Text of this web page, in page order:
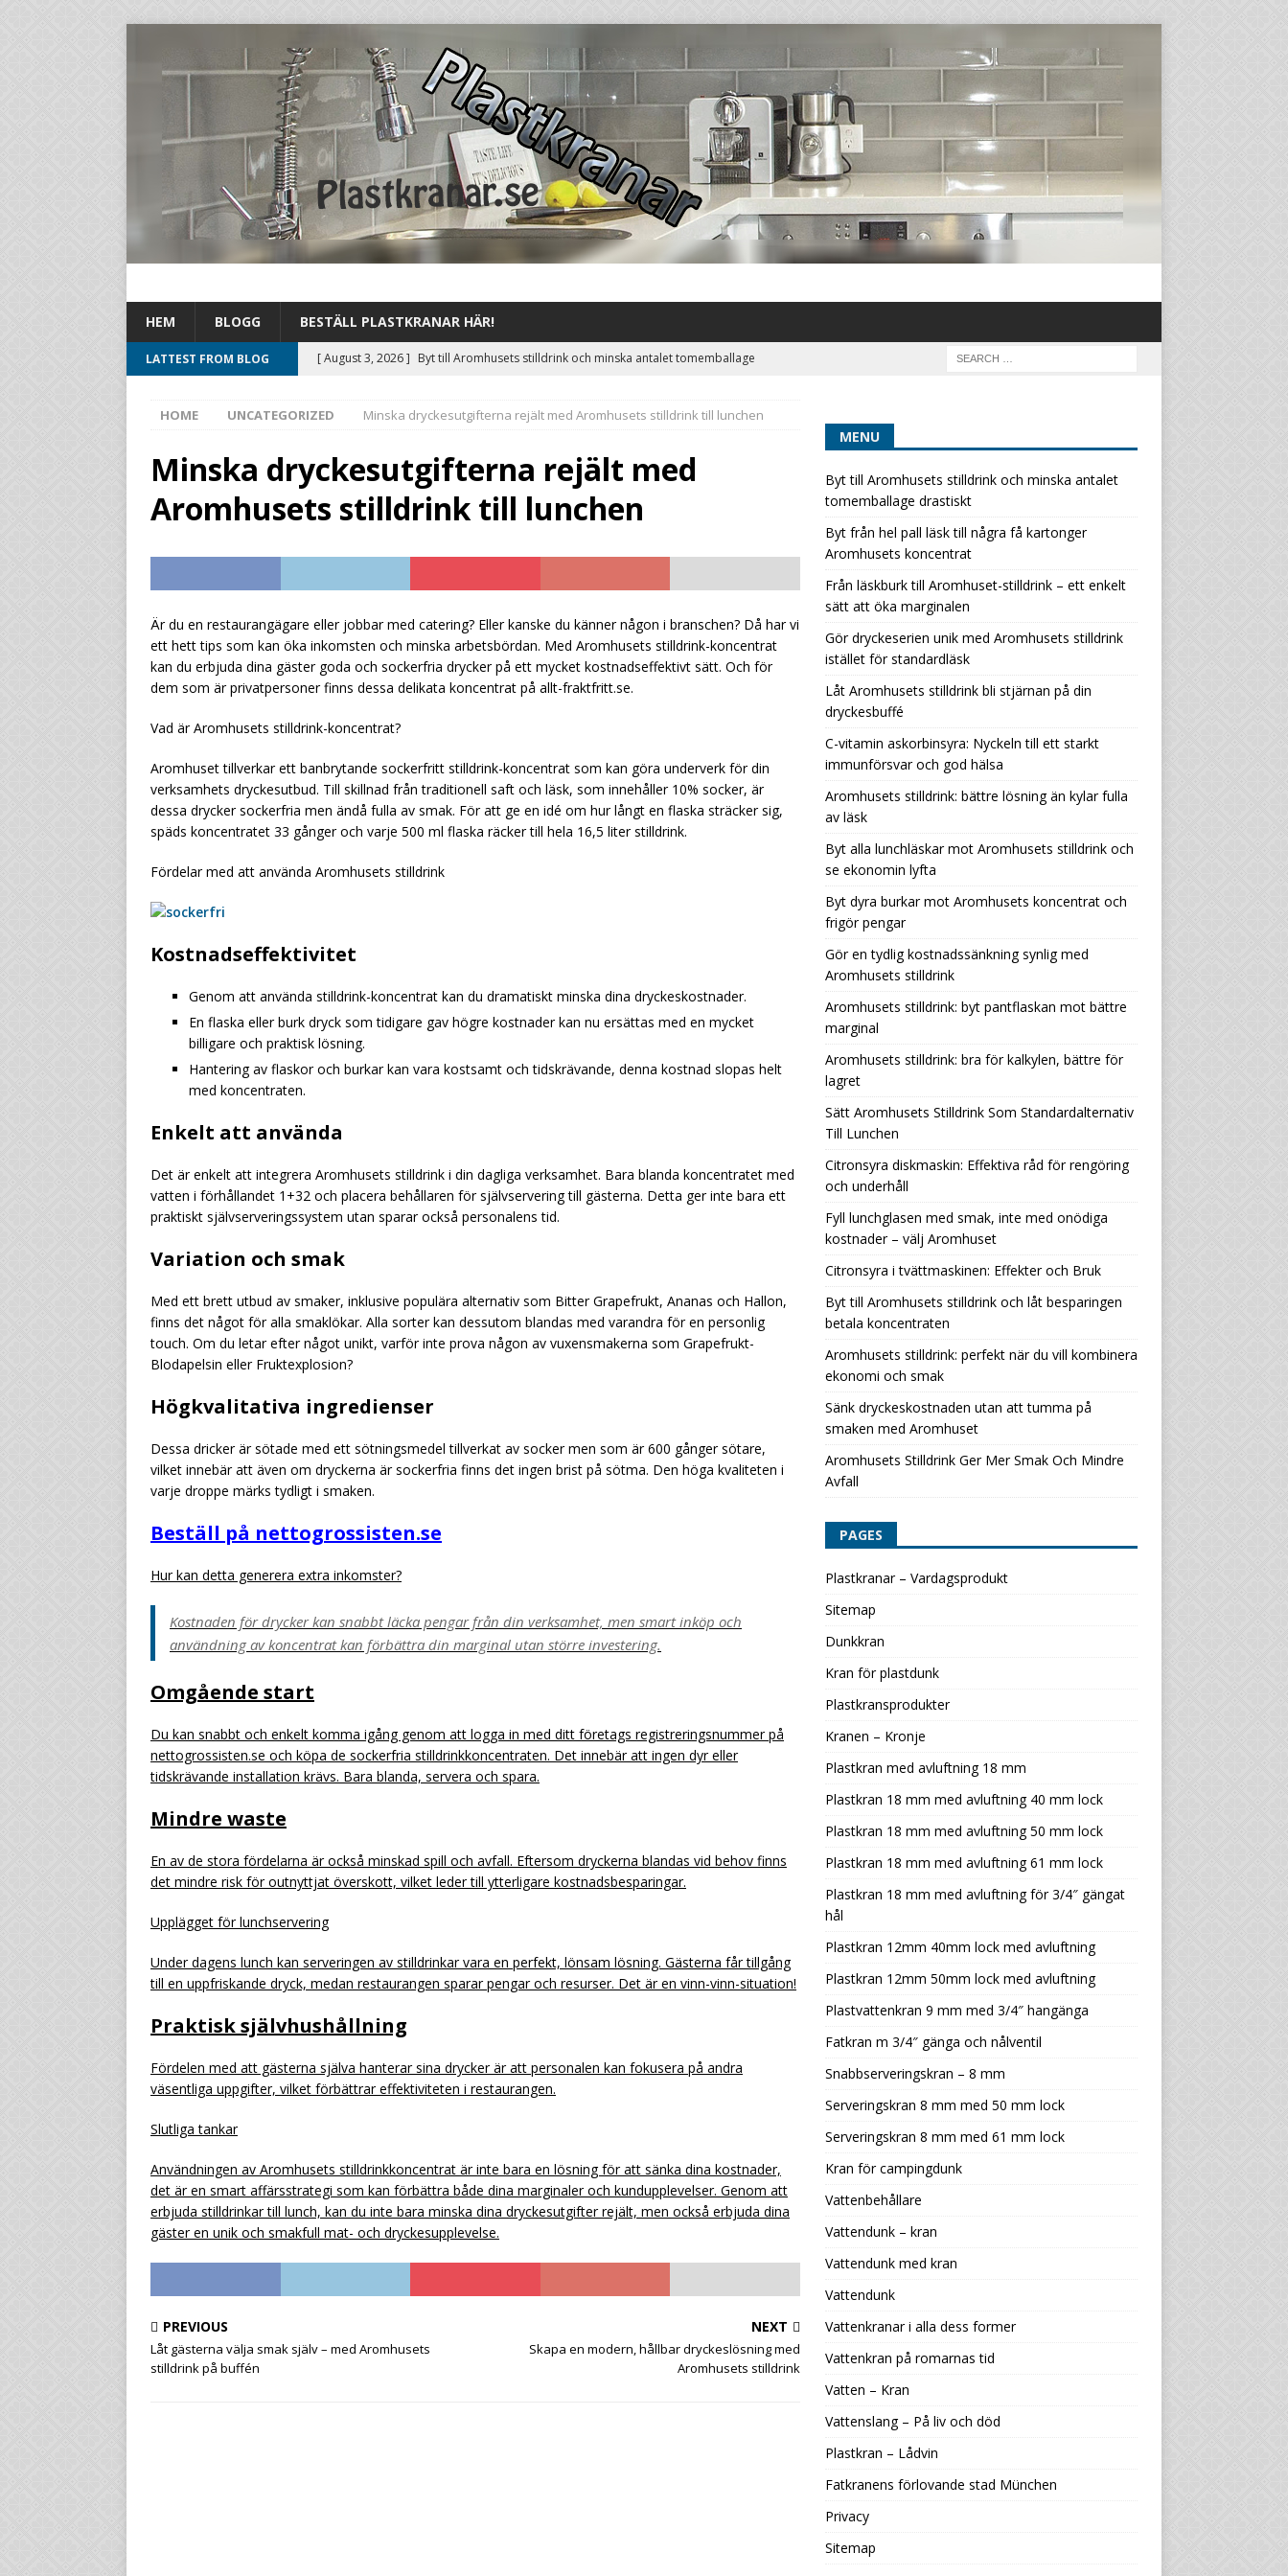
HEM BLOGG BESTÄLL PLASTKRANAR HÄR!
LATTEST FROM BLOG [ August 3, 2026 ] Byt till Aromhusets stilldrink och minska antalet tomemballage
[ August 1, 2026 ] Byt från hel pall läsk till några få kartonger Aromhusets koncentrat
UNCATEGORIZED
Från läskburk till Aromhuset-stilldrink – ett enkelt sätt att öka
marginalen
UNCATEGORIZED
[ July 29, 2026 ] Gör dryckeserien unik med Aromhusets stilldrink istället för
[ July 29, 2026 ]
Låt Aromhusets stilldrink bli stjärnan på din dryckesbuffé
UNCATEGORIZED
HOME UNCATEGORIZED Minska dryckesutgifterna rejält med Aromhusets stilldrink till lunchen
Minska dryckesutgifterna rejält med
Aromhusets stilldrink till lunchen
Är du en restaurangägare eller jobbar med catering? Eller kanske du känner någon i branschen? Då har vi
ett hett tips som kan öka inkomsten och minska arbetsbördan. Med Aromhusets stilldrink-koncentrat
kan du erbjuda dina gäster goda och sockerfria drycker på ett mycket kostnadseffektivt sätt. Och för
dem som är privatpersoner finns dessa delikata koncentrat på allt-fraktfritt.se.
Vad är Aromhusets stilldrink-koncentrat?
Aromhuset tillverkar ett banbrytande sockerfritt stilldrink-koncentrat som kan göra underverk för din
verksamhets dryckesutbud. Till skillnad från traditionell saft och läsk, som innehåller 10% socker, är
dessa drycker sockerfria men ändå fulla av smak. För att ge en idé om hur långt en flaska sträcker sig,
späds koncentratet 33 gånger och varje 500 ml flaska räcker till hela 16,5 liter stilldrink.
Fördelar med att använda Aromhusets stilldrink
Kostnadseffektivitet
Genom att använda stilldrink-koncentrat kan du dramatiskt minska dina dryckeskostnader.
En flaska eller burk dryck som tidigare gav högre kostnader kan nu ersättas med en mycket
billigare och praktisk lösning.
Hantering av flaskor och burkar kan vara kostsamt och tidskrävande, denna kostnad slopas helt
med koncentraten.
Enkelt att använda
Det är enkelt att integrera Aromhusets stilldrink i din dagliga verksamhet. Bara blanda koncentratet med
vatten i förhållandet 1+32 och placera behållaren för självservering till gästerna. Detta ger inte bara ett
praktiskt självserveringssystem utan sparar också personalens tid.
Variation och smak
Med ett brett utbud av smaker, inklusive populära alternativ som Bitter Grapefrukt, Ananas och Hallon,
finns det något för alla smaklökar. Alla sorter kan dessutom blandas med varandra för en personlig
touch. Om du letar efter något unikt, varför inte prova någon av vuxensmakerna som Grapefrukt-
Blodapelsin eller Fruktexplosion?
Högkvalitativa ingredienser
Dessa dricker är sötade med ett sötningsmedel tillverkat av socker men som är 600 gånger sötare,
vilket innebär att även om dryckerna är sockerfria finns det ingen brist på sötma. Den höga kvaliteten i
varje droppe märks tydligt i smaken.
Beställ på nettogrossisten.se
Hur kan detta generera extra inkomster?
Kostnaden för drycker kan snabbt läcka pengar från din verksamhet, men smart inköp och
användning av koncentrat kan förbättra din marginal utan större investering.
Omgående start
Du kan snabbt och enkelt komma igång genom att logga in med ditt företags registreringsnummer på
nettogrossisten.se och köpa de sockerfria stilldrinkkoncentraten. Det innebär att ingen dyr eller
tidskrävande installation krävs. Bara blanda, servera och spara.
Mindre waste
En av de stora fördelarna är också minskad spill och avfall. Eftersom dryckerna blandas vid behov finns
det mindre risk för outnyttjat överskott, vilket leder till ytterligare kostnadsbesparingar.
Upplägget för lunchservering
Under dagens lunch kan serveringen av stilldrinkar vara en perfekt, lönsam lösning. Gästerna får tillgång
till en uppfriskande dryck, medan restaurangen sparar pengar och resurser. Det är en vinn-vinn-situation!
Praktisk självhushållning
Fördelen med att gästerna själva hanterar sina drycker är att personalen kan fokusera på andra
väsentliga uppgifter, vilket förbättrar effektiviteten i restaurangen.
Slutliga tankar
Användningen av Aromhusets stilldrinkkoncentrat är inte bara en lösning för att sänka dina kostnader,
det är en smart affärsstrategi som kan förbättra både dina marginaler och kundupplevelser. Genom att
erbjuda stilldrinkar till lunch, kan du inte bara minska dina dryckesutgifter rejält, men också erbjuda dina
gäster en unik och smakfull mat- och dryckesupplevelse.
PREVIOUS
Låt gästerna välja smak själv – med Aromhusets
stilldrink på buffén
NEXT
Skapa en modern, hållbar dryckeslösning med
Aromhusets stilldrink
MENU
Byt till Aromhusets stilldrink och minska antalet
tomemballage drastiskt
Byt från hel pall läsk till några få kartonger
Aromhusets koncentrat
Från läskburk till Aromhuset-stilldrink – ett enkelt
sätt att öka marginalen
Gör dryckeserien unik med Aromhusets stilldrink
istället för standardläsk
Låt Aromhusets stilldrink bli stjärnan på din
dryckesbuffé
C-vitamin askorbinsyra: Nyckeln till ett starkt
immunförsvar och god hälsa
Aromhusets stilldrink: bättre lösning än kylar fulla
av läsk
Byt alla lunchläskar mot Aromhusets stilldrink och
se ekonomin lyfta
Byt dyra burkar mot Aromhusets koncentrat och
frigör pengar
Gör en tydlig kostnadssänkning synlig med
Aromhusets stilldrink
Aromhusets stilldrink: byt pantflaskan mot bättre
marginal
Aromhusets stilldrink: bra för kalkylen, bättre för
lagret
Sätt Aromhusets Stilldrink Som Standardalternativ
Till Lunchen
Citronsyra diskmaskin: Effektiva råd för rengöring
och underhåll
Fyll lunchglasen med smak, inte med onödiga
kostnader – välj Aromhuset
Citronsyra i tvättmaskinen: Effekter och Bruk
Byt till Aromhusets stilldrink och låt besparingen
betala koncentraten
Aromhusets stilldrink: perfekt när du vill kombinera
ekonomi och smak
Sänk dryckeskostnaden utan att tumma på
smaken med Aromhuset
Aromhusets Stilldrink Ger Mer Smak Och Mindre
Avfall
PAGES
Plastkranar – Vardagsprodukt
Sitemap
Dunkkran
Kran för plastdunk
Plastkransprodukter
Kranen – Kronje
Plastkran med avluftning 18 mm
Plastkran 18 mm med avluftning 40 mm lock
Plastkran 18 mm med avluftning 50 mm lock
Plastkran 18 mm med avluftning 61 mm lock
Plastkran 18 mm med avluftning för 3/4″ gängat
hål
Plastkran 12mm 40mm lock med avluftning
Plastkran 12mm 50mm lock med avluftning
Plastvattenkran 9 mm med 3/4″ hangänga
Fatkran m 3/4″ gänga och nålventil
Snabbserveringskran – 8 mm
Serveringskran 8 mm med 50 mm lock
Serveringskran 8 mm med 61 mm lock
Kran för campingdunk
Vattenbehållare
Vattendunk – kran
Vattendunk med kran
Vattendunk
Vattenkranar i alla dess former
Vattenkran på romarnas tid
Vatten – Kran
Vattenslang – På liv och död
Plastkran – Lådvin
Fatkranens förlovande stad München
Privacy
Sitemap